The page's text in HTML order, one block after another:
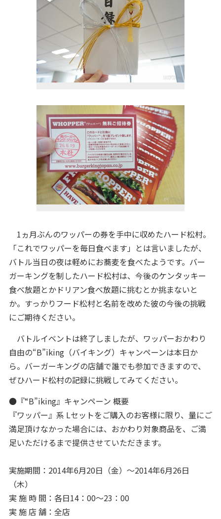
1ヵ月ぶんのワッパーの券を手中に収めたハード松村。
「これでワッパーを毎日食べます」とは言いましたが、
バトル当日の夜は軽めにお蕎麦を食べたようです。バー
ガーキングを制したハード松村は、今後のケンタッキー
食べ放題とかドリアン食べ放題に挑むとか挑まないと
か。すっかりフード松村と名前を改めた彼の今後の挑戦
にご期待ください。
バトルイベントは終了しましたが、ワッパーおかわり
自由の“B”iking（バイキング）キャンペーンは本日か
ら。バーガーキングの店舗で誰でも参加できますので、
ぜひハード松村の記録に挑戦してみてください。
●『“B”iking』キャンペーン 概要
『ワッパー』系 Lセットをご購入のお客様に限り、量にご
満足頂けなかった場合には、おかわり対象商品を、ご満
足いただけるまで提供させていただきます。
実施期間：2014年6月20日（金）～2014年6月26日
（木）
実 施 時 間：各日14：00～23：00
実 施 店 舗：全店